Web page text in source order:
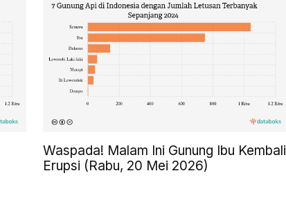
Waspada! Malam Ini Gunung Ibu Kembali
Erupsi (Rabu, 20 Mei 2026)